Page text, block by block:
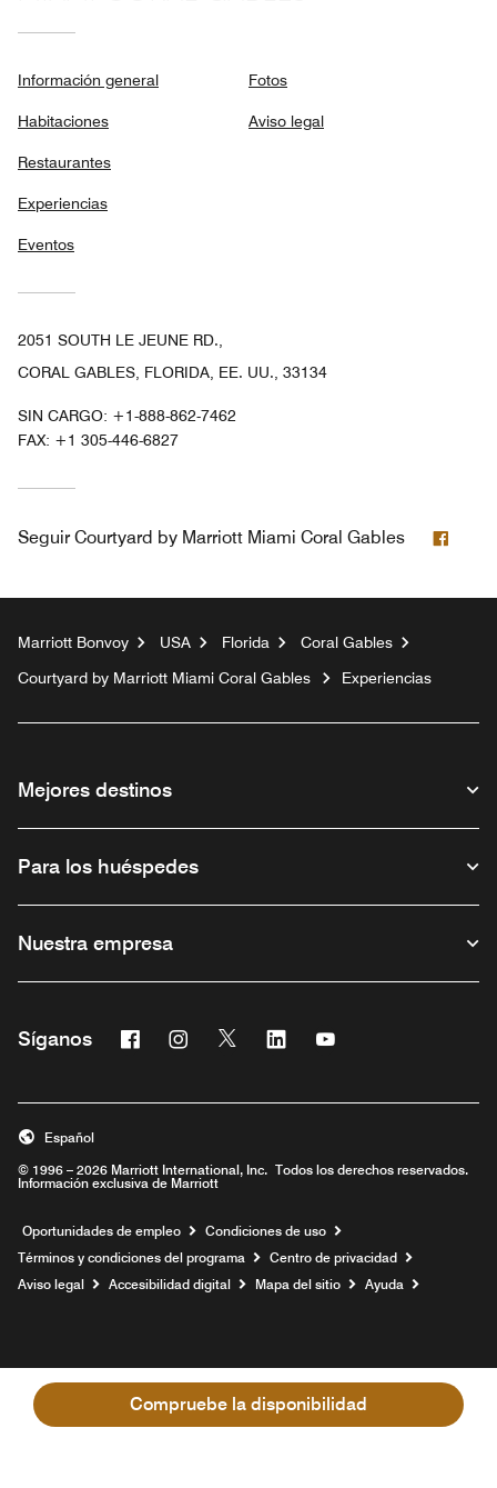
Compruebe la disponibilidad
Información general
Habitaciones
Restaurantes
Experiencias
Eventos
Fotos
Aviso legal
2051 SOUTH LE JEUNE RD.,
CORAL GABLES, FLORIDA, EE. UU., 33134
SIN CARGO: +1-888-862-7462
FAX: +1 305-446-6827
Seguir Courtyard by Marriott Miami Coral Gables
Marriott Bonvoy USA Florida
Coral Gables
Courtyard by Marriott Miami Coral Gables
Experiencias
Mejores destinos
Para los huéspedes
Nuestra empresa
Síganos Facebook
Abre una ventana nueva
Instagram
Abre una ventana nueva
Twitter
Abre una ventana nueva
Linkedin
Abre una ventana nueva
Abre una ventana
© 1996 – 2026 Marriott International, Inc. Todos los derechos reservados.
Información exclusiva de Marriott
Español
Oportunidades de empleo Abre una ventana nueva
Condiciones de uso
Términos y condiciones del programa
Centro de privacidad
Aviso legal
Accesibilidad digital Mapa del sitio Ayuda